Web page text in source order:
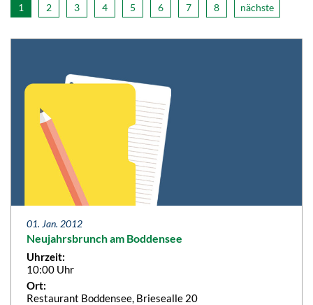
1 2 3 4 5 6 7 8 nächste
01. Jan. 2012
Neujahrsbrunch am Boddensee
Uhrzeit:
10:00 Uhr
Ort:
Restaurant Boddensee, Briesealle 20